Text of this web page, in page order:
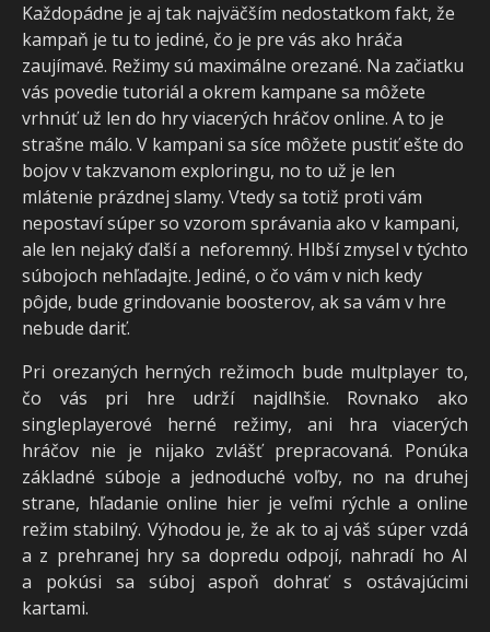
Každopádne je aj tak najväčším nedostatkom fakt, že
kampaň je tu to jediné, čo je pre vás ako hráča
zaujímavé. Režimy sú maximálne orezané. Na začiatku
vás povedie tutoriál a okrem kampane sa môžete
vrhnúť už len do hry viacerých hráčov online. A to je
strašne málo. V kampani sa síce môžete pustiť ešte do
bojov v takzvanom exploringu, no to už je len
mlátenie prázdnej slamy. Vtedy sa totiž proti vám
nepostaví súper so vzorom správania ako v kampani,
ale len nejaký ďalší a neforemný. Hlbší zmysel v týchto
súbojoch nehľadajte. Jediné, o čo vám v nich kedy
pôjde, bude grindovanie boosterov, ak sa vám v hre
nebude dariť.
Pri orezaných herných režimoch bude multplayer to,
čo vás pri hre udrží najdlhšie. Rovnako ako
singleplayerové herné režimy, ani hra viacerých
hráčov nie je nijako zvlášť prepracovaná. Ponúka
základné súboje a jednoduché voľby, no na druhej
strane, hľadanie online hier je veľmi rýchle a online
režim stabilný. Výhodou je, že ak to aj váš súper vzdá
a z prehranej hry sa dopredu odpojí, nahradí ho AI
a pokúsi sa súboj aspoň dohrať s ostávajúcimi
kartami.